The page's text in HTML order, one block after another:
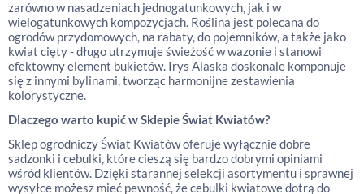
zarówno w nasadzeniach jednogatunkowych, jak i w
wielogatunkowych kompozycjach. Roślina jest polecana do
ogrodów przydomowych, na rabaty, do pojemników, a także jako
kwiat cięty - długo utrzymuje świeżość w wazonie i stanowi
efektowny element bukietów. Irys Alaska doskonale komponuje
się z innymi bylinami, tworząc harmonijne zestawienia
kolorystyczne.
Dlaczego warto kupić w Sklepie Świat Kwiatów?
Sklep ogrodniczy Świat Kwiatów oferuje wyłącznie dobre
sadzonki i cebulki, które cieszą się bardzo dobrymi opiniami
wśród klientów. Dzięki starannej selekcji asortymentu i sprawnej
wysyłce możesz mieć pewność, że cebulki kwiatowe dotrą do